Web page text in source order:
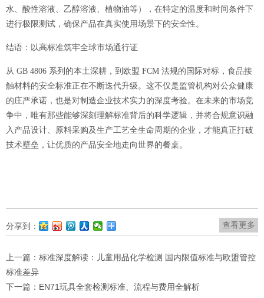
水、酸性溶液、乙醇溶液、植物油等），在特定的温度和时间条件下
进行极限测试，确保产品在真实使用场景下的安全性。
结语：以高标准筑牢全球市场通行证
从 GB 4806 系列的本土深耕，到欧盟 FCM 法规的国际对标，食品接
触材料的安全标准正在不断迭代升级。这不仅是监管机构对公众健康
的庄严承诺，也是对制造企业技术实力的深度考验。在未来的市场竞
争中，唯有那些能够深刻理解标准背后的科学逻辑，并将合规意识融
入产品设计、原料采购及生产工艺全生命周期的企业，才能真正打破
技术壁垒，让优质的产品安全地走向世界的餐桌。
查看更多
分享到：
上一篇： 标准深度解读：儿童用品化学检测 国内限值标准与欧盟管控
标准差异
下一篇： EN71玩具全套检测标准、流程与费用全解析